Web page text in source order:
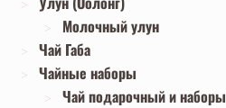
Молочный улун
Чай Габа
Чайные наборы
Чай подарочный и наборы